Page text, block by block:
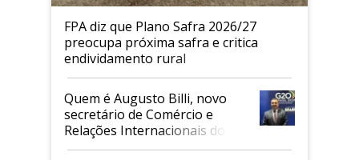
FPA diz que Plano Safra 2026/27
preocupa próxima safra e critica
endividamento rural
Quem é Augusto Billi, novo
secretário de Comércio e
Relações Internacionais do
Mapa